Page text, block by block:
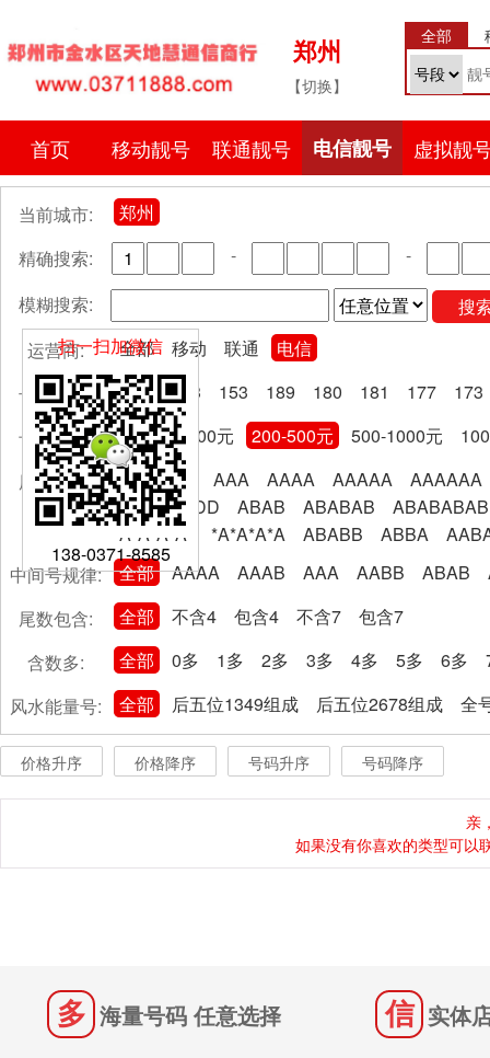
郑州
【切换】
全部
首页 移动靓号 联通靓号 电信靓号 虚拟靓
当前城市:
郑州
精确搜索:
-
-
模糊搜索:
搜
运营商:
全部 移动 联通
电信
号段分类:
全部 133 153 189 180 181 177
173
卡费区间:
全部 0-200元 200-500元 500-1000元
尾号规律:
全部 AA AAA AAAA AAAAA
AAAAAA
AABBCCDD
ABAB ABABAB
ABABABAB
A*A*A*A*
*A*A*A*A ABABB ABBA
中间号规律:
全部 AAAA AAAB AAA AABB ABAB
尾数包含:
全部 不含4 包含4 不含7
包含7
含数多:
全部 0多 1多 2多 3多 4多 5多 6多
风水能量号:
全部 后五位1349组成 后五位2678组成 全
价格升序 价格降序 号码升序 号码降序
亲
如果没有你喜欢的类型可以
海量号码 任意选择 实体
扫一扫加微信
138-0371-8585